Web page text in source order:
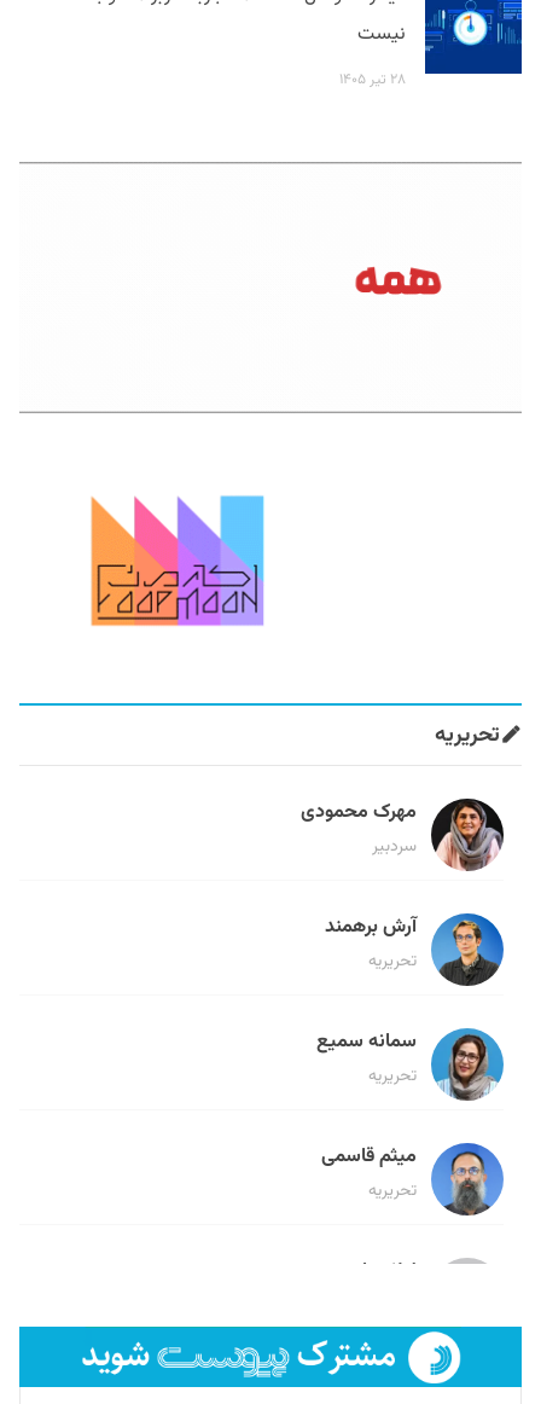
نیست
۲۸ تیر ۱۴۰۵
تحریریه
مهرک محمودی
سردبیر
آرش برهمند
تحریریه
سمانه سمیع
تحریریه
میثم قاسمی
تحریریه
لیلا حنارود
فائزه فتحی رستمی